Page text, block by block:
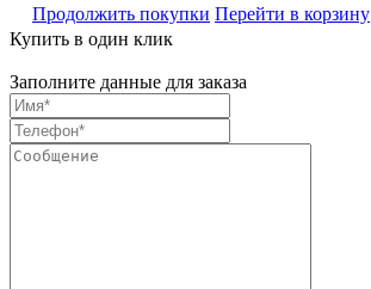
Продолжить покупки Перейти в корзину
Купить в один клик
Заполните данные для заказа